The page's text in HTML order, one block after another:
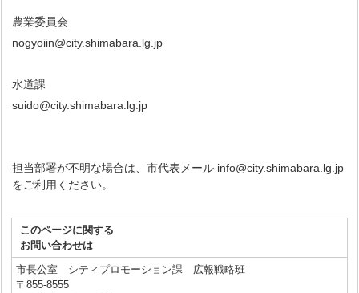
農業委員会
nogyoiin@city.shimabara.lg.jp
水道課
suido@city.shimabara.lg.jp
担当部署が不明な場合は、市代表メール info@city.shimabara.lg.jp
をご利用ください。
このページに関する
お問い合わせは
市長公室 シティプロモーション課 広報戦略班
〒855-8555